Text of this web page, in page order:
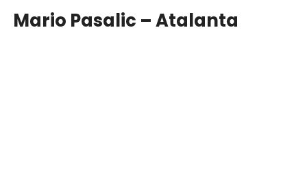
Mario Pasalic – Atalanta